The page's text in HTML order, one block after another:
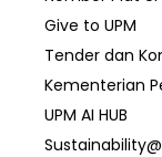
Give to UPM
Tender dan
Kementerian
UPM AI HUB